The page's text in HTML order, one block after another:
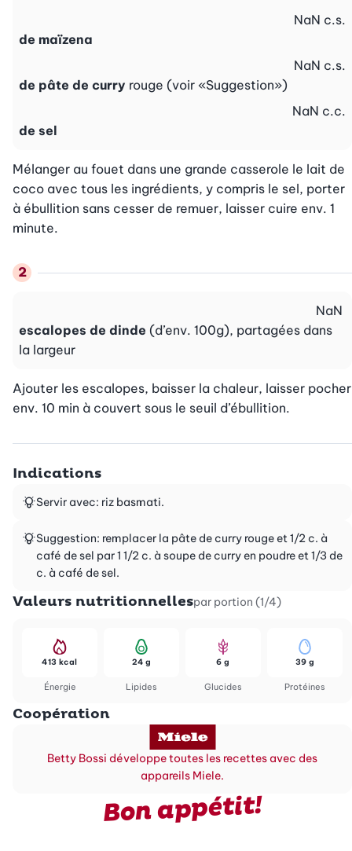
de maïzena
NaN c.s.
de pâte de curry rouge (voir «Suggestion»)
NaN c.s.
de sel
NaN c.c.
Mélanger au fouet dans une grande casserole le lait de
coco avec tous les ingrédients, y compris le sel, porter
à ébullition sans cesser de remuer, laisser cuire env. 1
minute.
escalopes de dinde (d’env. 100g), partagées dans
la largeur
NaN
Ajouter les escalopes, baisser la chaleur, laisser pocher
env. 10 min à couvert sous le seuil d’ébullition.
Indications
Servir avec: riz basmati.
Suggestion: remplacer la pâte de curry rouge et 1/2 c. à
café de sel par 1 1/2 c. à soupe de curry en poudre et 1/3 de
c. à café de sel.
Valeurs nutritionnellespar portion (1/4)
Énergie
413 kcal
Lipides
24 g
Glucides
6 g
Protéines
39 g
Coopération
Betty Bossi développe toutes les recettes avec des
appareils Miele.
Bon appétit!